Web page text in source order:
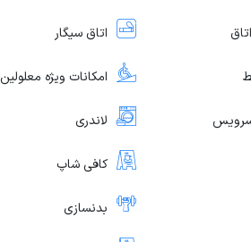
اتاق سیگار
امکانات ویژه معلولین
لاندری
کافی شاپ
بدنسازی